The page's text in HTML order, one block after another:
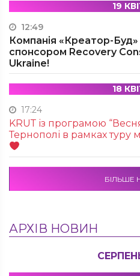
19
12:49
Компанія «Креатор-
спонсором Recovery
Ukraine!
18
17:24
KRUТ із програмою
Тернополі в рамках туру
БІЛЬШЕ
АРХІВ НОВИН